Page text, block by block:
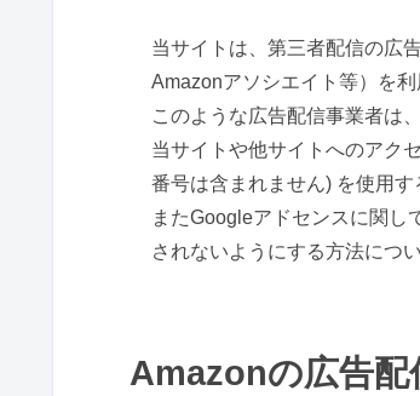
当サイトは、第三者配信の広
Amazonアソシエイト等）を利
このような広告配信事業者は
当サイトや他サイトへのアク
番号は含まれません) を使用す
またGoogleアドセンスに関し
されないようにする方法につい
Amazonの広告配